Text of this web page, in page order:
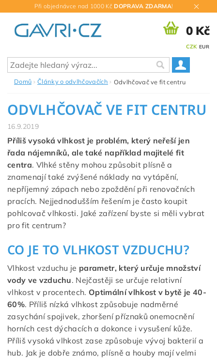
Při objednávce nad 1000 Kč DOPRAVA ZDARMA!
CZK EUR
0 Kč
Domů Články o odvlhčovačích Odvlhčovač ve fit centru
ODVLHČOVAČ VE FIT CENTRU
16.9.2019
Příliš vysoká vlhkost je problém, který neřeší jen
řada nájemníků, ale také například majitelé fit
centra. Vlhké stěny mohou způsobit plísně a
znamenají také zvýšené náklady na vytápění,
nepříjemný zápach nebo zpoždění při renovačních
pracích. Nejjednodušším řešením je často koupit
pohlcovač vlhkosti. Jaké zařízení byste si měli vybrat
pro fit centrum?
CO JE TO VLHKOST VZDUCHU?
Vlhkost vzduchu je parametr, který určuje množství
vody ve vzduchu. Nejčastěji se určuje relativní
vlhkost v procentech. Optimální vlhkost v bytě je 40-
60%. Příliš nízká vlhkost způsobuje nadměrné
zasychání spojivek, zhoršení příznaků onemocnění
horních cest dýchacích a dokonce i vysušení kůže.
Příliš vysoká vlhkost zase způsobuje vývoj bakterií a
hub. Jak je dobře známo, plísně a houby mají velmi